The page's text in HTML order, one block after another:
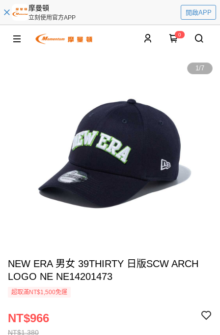
摩曼頓
立刻使用官方APP
開啟APP
0
1/7
NEW ERA 男女 39THIRTY 日版SCW ARCH
LOGO NE NE14201473
超取滿NT$1,500免運
NT$1,380
NT$966